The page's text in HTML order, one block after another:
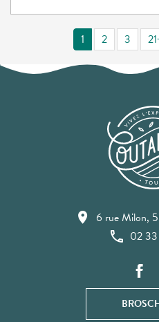
1 2 3
6 rue Milon,
02